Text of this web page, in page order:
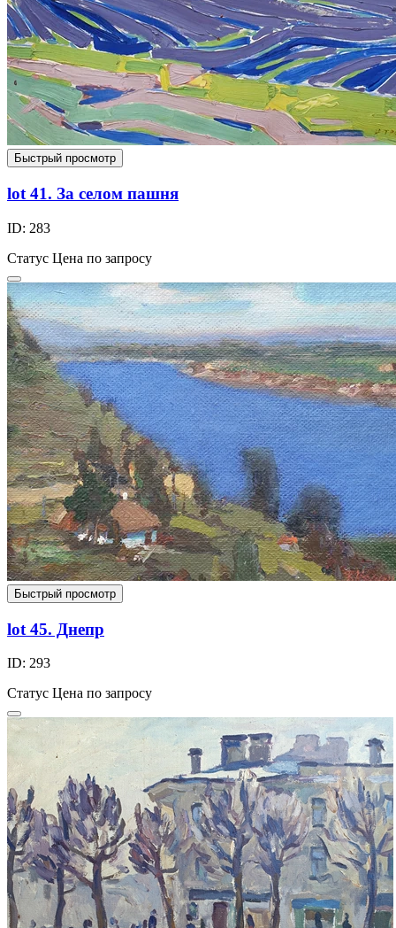
Быстрый просмотр
lot 41. За селом пашня
ID: 283
Статус Цена по запросу
Быстрый просмотр
lot 45. Днепр
ID: 293
Статус Цена по запросу